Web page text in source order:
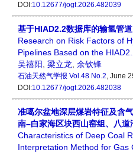
DOI:10.12677/jogt.2026.482039
基于HIAD2.2数据库的输氢管
Research on Risk Factors of
Pipelines Based on the
吴禧阳 梁立龙 余钦锋
石油天然气学报 Vol.48 No.2, June
DOI:10.12677/jogt.2026.482038
准噶尔盆地深层煤岩特征及
南–白家海区块西山窑组、八道
Characteristics of Deep Coal
Interpretation Method for